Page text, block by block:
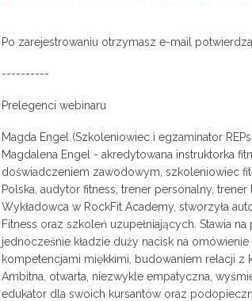
Po zarejestrowaniu otrzymasz e-mail
----------
Prelegenci webinaru
Magda Engel (Szkoleniowiec i egzaminator REPs
Magdalena Engel - akredytowana instruktorka
doświadczeniem zawodowym, szkoleniowiec
Polska, audytor fitness, trener personalny, trener
Wykładowca w RockFit Academy, stworzyła
Fitness oraz szkoleń uzupełniających. Stawia
jednocześnie kładzie duży nacisk na
kompetencjami miękkimi, budowaniem relacji z
Ambitna, otwarta, niezwykle empatyczna,
edukator dla swoich kursantów oraz